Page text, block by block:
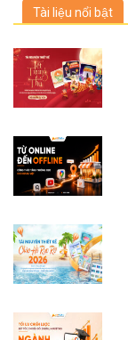
Tài liệu nổi bật